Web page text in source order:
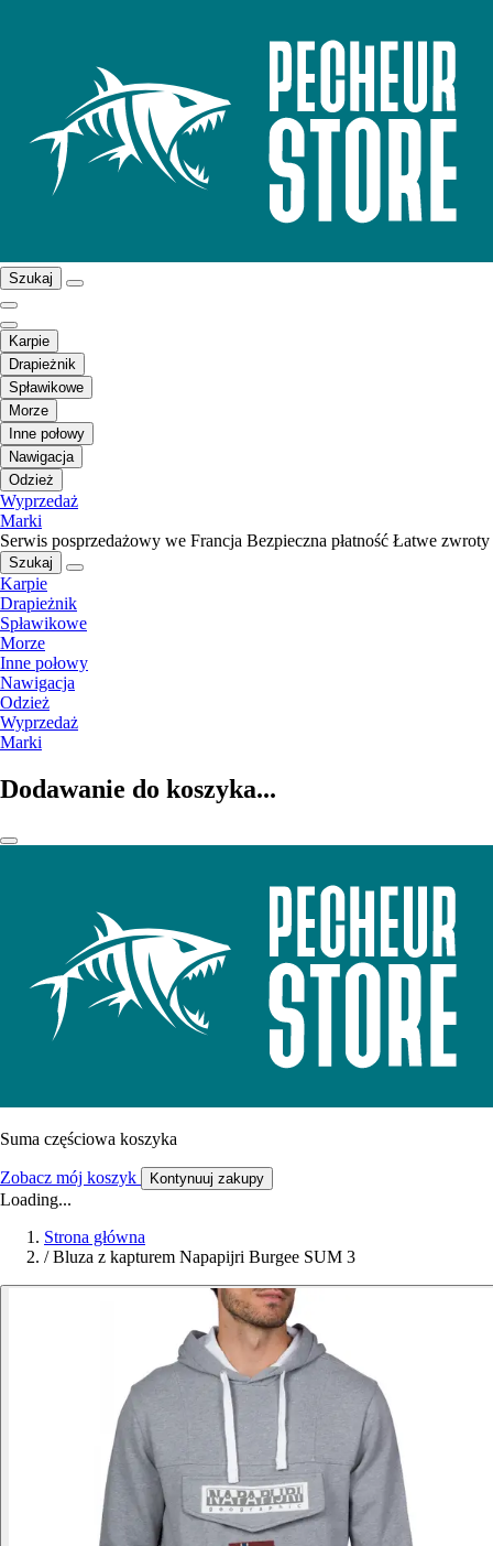
Szukaj
Karpie
Drapieżnik
Spławikowe
Morze
Inne połowy
Nawigacja
Odzież
Wyprzedaż
Marki
Serwis posprzedażowy we Francja Bezpieczna płatność Łatwe zwroty
Szukaj
Karpie
Drapieżnik
Spławikowe
Morze
Inne połowy
Nawigacja
Odzież
Wyprzedaż
Marki
Dodawanie do koszyka...
Suma częściowa koszyka
Zobacz mój koszyk Kontynuuj zakupy
Loading...
Strona główna
/ Bluza z kapturem Napapijri Burgee SUM 3